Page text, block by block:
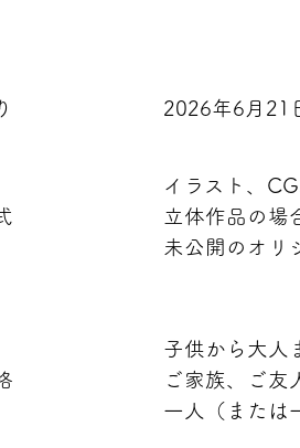
2026年6月21
イラスト、
立体作品の場
未公開のオリ
子供から大人
ご家族、ご友
一人（または